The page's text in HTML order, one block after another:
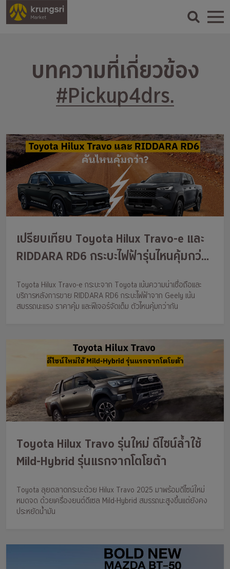
บทความที่เกี่ยวข้อง
#Pickup4drs.
เปรียบเทียบ Toyota Hilux Travo-e และ
RIDDARA RD6 กระบะไฟฟ้ารุ่นไหนคุ้มกว่า
Toyota Hilux Travo-e กระบะจาก Toyota เน้นความน่าเชื่อถือและ
บริการหลังการขาย RIDDARA RD6 กระบะไฟฟ้าจาก Geely เน้น
สมรรถนะแรง ราคาคุ้ม และฟีเจอร์จัดเต็ม ตัวไหนคุ้มกว่ากัน
Toyota Hilux Travo รุ่นใหม่ ดีไซน์ล้ำใช้
Mild-Hybrid รุ่นแรกจากโตโยต้า
Toyota ลุยตลาดกระบะด้วย Hilux Travo 2025 มาพร้อมดีไซน์ใหม่
หมดจด ด้วยเครื่องยนต์ดีเซล Mild-Hybrid สมรรถนะสูงขึ้นแต่ยังคง
ประหยัดน้ำมัน